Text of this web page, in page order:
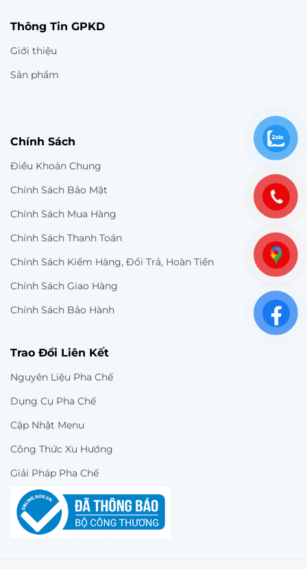
Thông Tin GPKD
Giới thiệu
Sản phẩm
Chính Sách
Điều Khoản Chung
Chính Sách Bảo Mật
Chính Sách Mua Hàng
Chính Sách Thanh Toán
Chính Sách Kiểm Hàng, Đổi Trả, Hoàn Tiền
Chính Sách Giao Hàng
Chính Sách Bảo Hành
Trao Đổi Liên Kết
Nguyên Liệu Pha Chế
Dụng Cụ Pha Chế
Cập Nhật Menu
Công Thức Xu Hướng
Giải Pháp Pha Chế